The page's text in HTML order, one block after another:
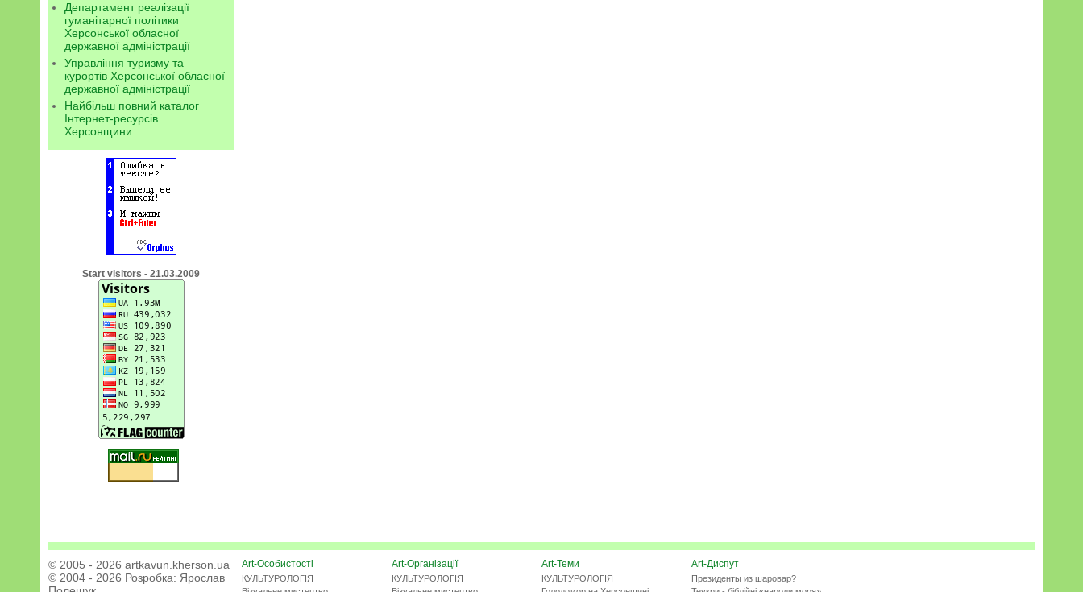
Департамент реалізації
гуманітарної політики
Херсонської обласної
державної адміністрації
Управління туризму та
курортів Херсонської обласної
державної адміністрації
Найбільш повний каталог
Інтернет-ресурсів
Херсонщини
Start visitors - 21.03.2009
© 2005 - 2026 artkavun.kherson.ua
© 2004 - 2026 Розробка: Ярослав
Art-Особистості
КУЛЬТУРОЛОГІЯ
Art-Організації
КУЛЬТУРОЛОГІЯ
Art-Теми
КУЛЬТУРОЛОГІЯ
Art-Диспут
Президенты из шаровар?